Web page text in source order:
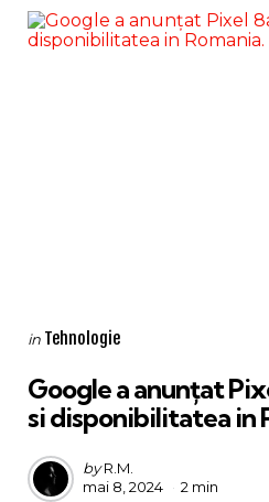
Categories
Posted
in Tehnologie
Google a anunțat
si disponibilitatea in
Posted
by
by R.M.
mai 8, 2024
2 min